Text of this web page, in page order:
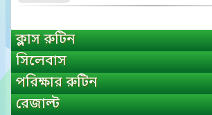
ক্লাস রুটিন
সিলেবাস
পরিক্ষার রুটিন
রেজাল্ট